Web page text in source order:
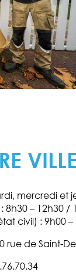
mercredi et
8h30 – 12h30 /
civil) : 9h00 –
rue de Saint-